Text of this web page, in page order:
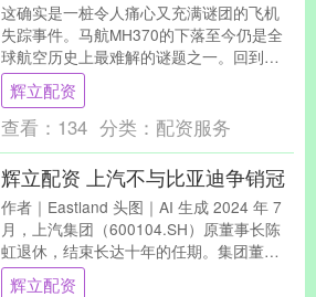
这确实是一桩令人痛心又充满谜团的飞机
失踪事件。马航MH370的下落至今仍是全
球航空历史上最难解的谜题之一。回到北
京时间2014年3月8日0时42分，MH370
航....
辉立配资
查看： 134 分类： 配资服务
辉立配资 上汽不与比亚迪争销冠
作者｜Eastland 头图｜AI 生成 2024 年 7
月，上汽集团（600104.SH）原董事长陈
虹退休，结束长达十年的任期。集团董事
长、总裁，合资 / ....
辉立配资